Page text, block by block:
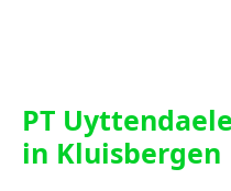
PT
in Kluisbergen